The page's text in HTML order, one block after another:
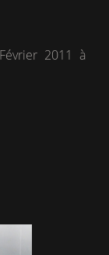
2011 à